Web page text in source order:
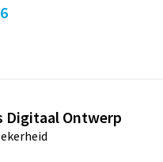
Digitaal Ontwerp